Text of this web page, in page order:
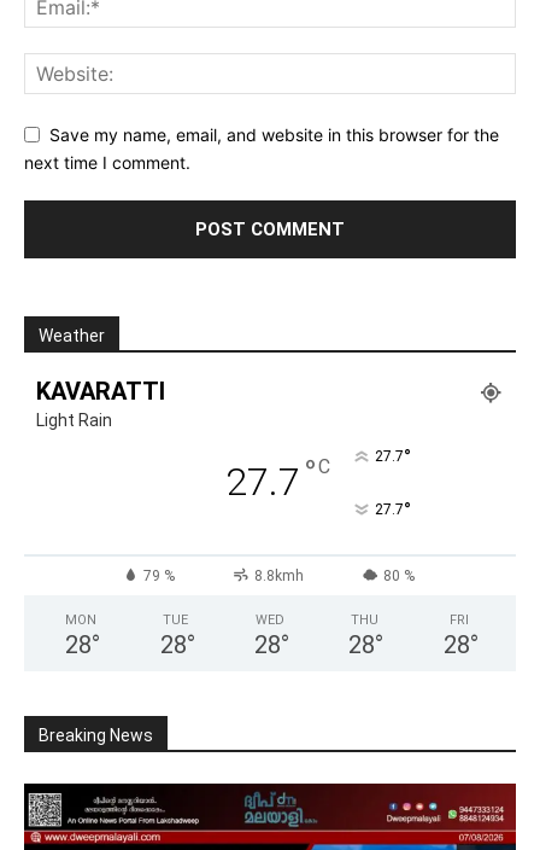
Save my name, email, and website in this browser for the
next time I comment.
Weather
KAVARATTI
Light Rain
27.7 °C 27.7°
27.7°
79 % 8.8kmh 80 %
MON
28°
TUE
28°
WED
28°
THU
28°
FRI
28°
Breaking News